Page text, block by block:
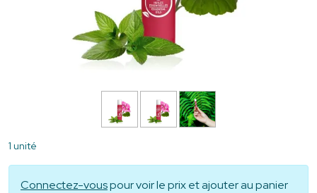
1 unité
Connectez-vouspour voir le prix et ajouter au panier